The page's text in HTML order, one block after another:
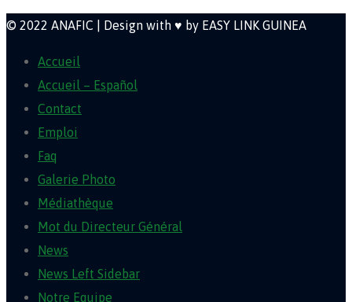
© 2022 ANAFIC | Design with ♥ by EASY LINK GUINEA
Accueil
Accueil – Español
Contact
Emploi
Faq
Galerie Photo
Médiathèque
Mot du Directeur Général
News
News Left Sidebar
Notre Equipe